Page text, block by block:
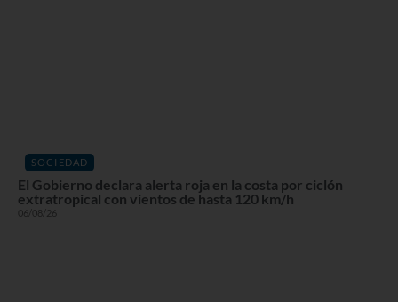
SOCIEDAD
El Gobierno declara alerta roja en la costa por ciclón
extratropical con vientos de hasta 120 km/h
06/08/26